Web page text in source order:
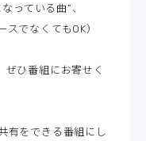
っている曲”、
でなくてもOK）
ぜひ番組にお寄せく
有をできる番組にし